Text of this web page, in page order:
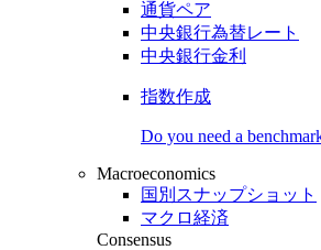
通貨ペア
中央銀行為替レート
中央銀行金利
指数作成
Do you need a
Macroeconomics
国別スナップショット
マクロ経済
Consensus